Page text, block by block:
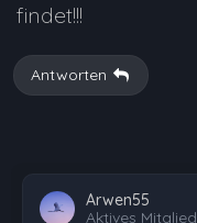
findet!!!
Antworten
Arwen55
Aktives Mitglied